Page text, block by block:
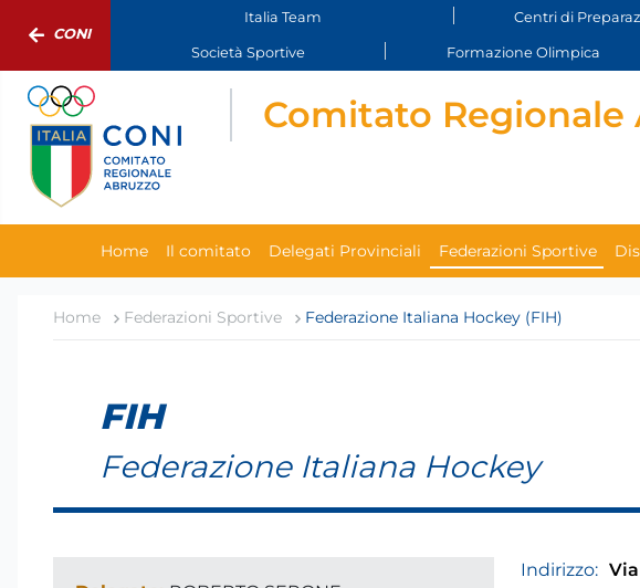
CONI
Italia Team Centri di
Società Sportive Formazione Olimpica
Comitato Regionale
Home Il comitato Delegati Provinciali Federazioni Sportive
Home Federazioni Sportive Federazione Italiana Hockey (FIH)
FIH
Federazione Italiana Hockey
Indirizzo: